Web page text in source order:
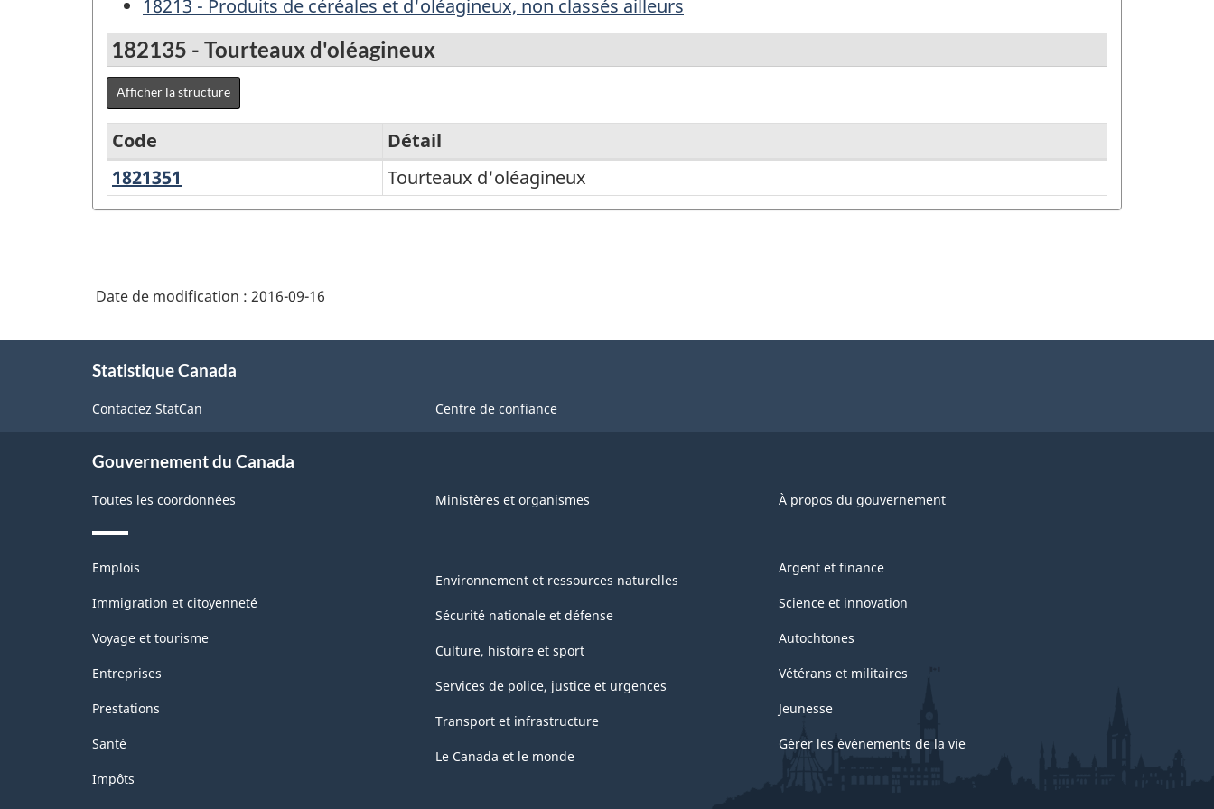
18213 - Produits de céréales et d'oléagineux, non classés ailleurs
182135 - Tourteaux d'oléagineux
Afficher la structure
Variante
du
2012
1.1
Fabrication
forestière
-
Structure
de
Code
Détail
1821351
d'oléagineux
Tourteaux d'oléagineux
Date de modification : 2016-09-16
Statistique Canada
Contactez StatCan Centre de confiance
Gouvernement du Canada
Toutes les coordonnées Ministères et organismes À propos du gouvernement
Thèmes
sujets
Emplois
Immigration et citoyenneté
Voyage et tourisme
Entreprises
Prestations
Santé
Impôts
Environnement et ressources naturelles
Sécurité nationale et défense
Culture, histoire et sport
Services de police, justice et urgences
Transport et infrastructure
Le Canada et le monde
Argent et finance
Science et innovation
Autochtones
Vétérans et militaires
Jeunesse
Gérer les événements de la vie